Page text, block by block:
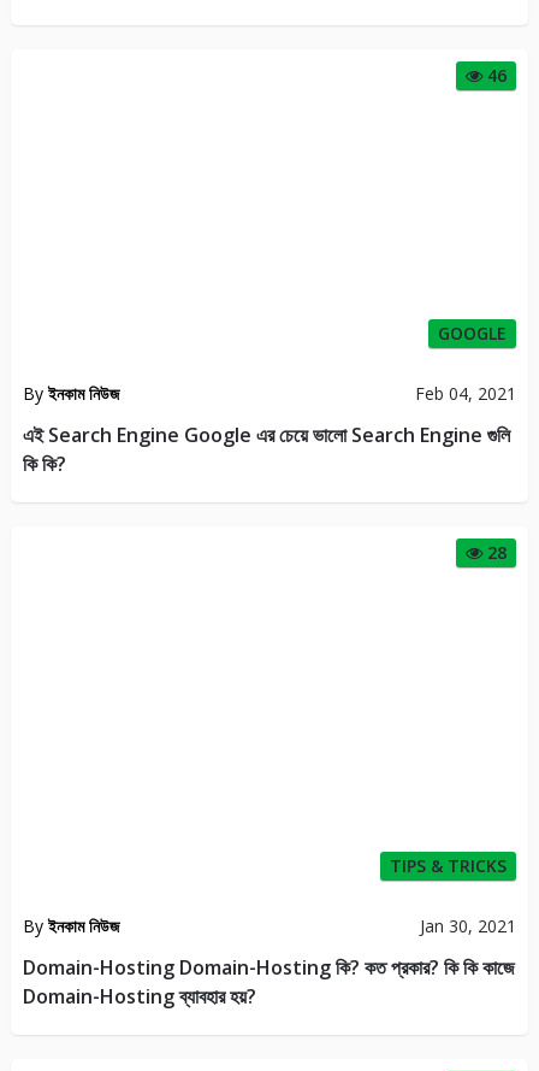
46
GOOGLE
Byইনকাম নিউজ Feb 04, 2021
এই Search Engine Google এর চেয়ে ভালো Search Engine গুলি
কি কি?
28
TIPS & TRICKS
Byইনকাম নিউজ Jan 30, 2021
Domain-Hosting Domain-Hosting কি? কত প্রকার? কি কি কাজে
Domain-Hosting ব্যাবহার হয়?